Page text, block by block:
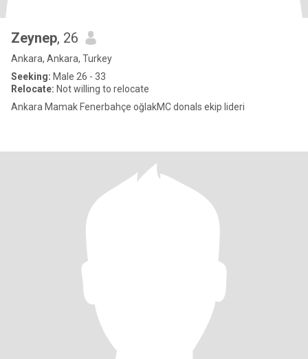
Zeynep, 26
Ankara, Ankara, Turkey
Seeking: Male 26 - 33
Relocate: Not willing to relocate
Ankara Mamak Fenerbahçe oğlakMC donals ekip lideri